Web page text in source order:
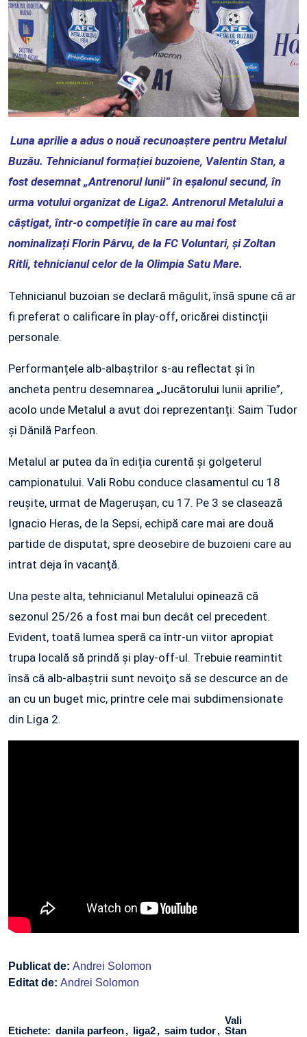
Luna aprilie a adus o nouă recunoaștere pentru Metalul
Buzău. Tehnicianul formației buzoiene, Valentin Stan, a
fost desemnat „Antrenorul lunii” în eșalonul secund, în
urma votului organizat de Liga2. Antrenorul Metalului a
câștigat, într-o competiție în care au mai fost
nominalizați Florin Pârvu, de la FC Voluntari, și Zoltan
Ritli, tehnicianul celor de la Olimpia Satu Mare.
Tehnicianul buzoian se declară măgulit, însă spune că ar
fi preferat o calificare în play-off, oricărei distincții
personale.
Performanțele alb-albaștrilor s-au reflectat și în
ancheta pentru desemnarea „Jucătorului lunii aprilie”,
acolo unde Metalul a avut doi reprezentanți: Saim Tudor
și Dănilă Parfeon.
Metalul ar putea da în ediția curentă și golgeterul
campionatului. Vali Robu conduce clasamentul cu 18
reușite, urmat de Magerușan, cu 17. Pe 3 se clasează
Ignacio Heras, de la Sepsi, echipă care mai are două
partide de disputat, spre deosebire de buzoieni care au
intrat deja în vacanţă.
Una peste alta, tehnicianul Metalului opinează că
sezonul 25/26 a fost mai bun decât cel precedent.
Evident, toată lumea speră ca într-un viitor apropiat
trupa locală să prindă și play-off-ul. Trebuie reamintit
însă că alb-albaștrii sunt nevoiţo să se descurce an de
an cu un buget mic, printre cele mai subdimensionate
din Liga 2.
Publicat de: Andrei Solomon
Editat de: Andrei Solomon
Etichete: danila parfeon liga2 saim tudor
Vali
Stan